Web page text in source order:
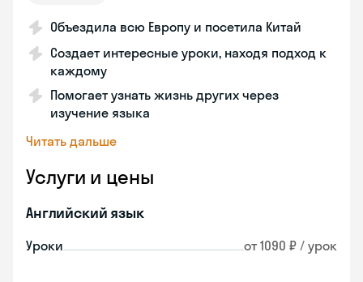
Объездила всю Европу и посетила Китай
Создает интересные уроки, находя подход к
каждому
Помогает узнать жизнь других через
изучение языка
Читать дальше
Услуги и цены
Английский язык
Уроки от 1090 ₽ / урок